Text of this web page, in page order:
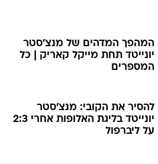
המהפך המדהים של מנצ'סטר
יונייטד תחת מייקל קאריק | כל
המספרים
להסיר את הקובי: מנצ'סטר
יונייטד בליגת האלופות אחרי 2:3
על ליברפול